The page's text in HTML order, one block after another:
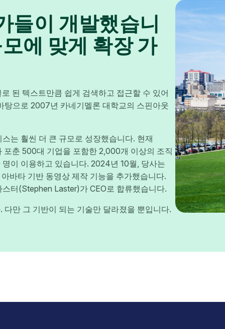
들이 개발했습니
에 맞게 확장 가
된 텍스트만큼 쉽게 검색하고 접근할 수 있어
탕으로 2007년 카네기멜론 대학교의 스핀아웃
는 훨씬 더 큰 규모로 성장했습니다. 현재
포춘 500대 기업을 포함한 2,000개 이상의 조직
이 이용하고 있습니다. 2024년 10월, 당사는
바타 기반 동영상 제작 기능을 추가했습니다.
터(Stephen Laster)가 CEO로 합류했습니다.
다만 그 기반이 되는 기술만 달라졌을 뿐입니다.